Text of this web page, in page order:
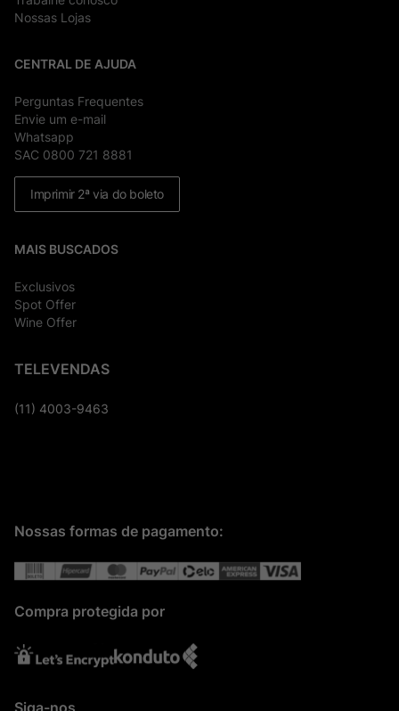
Nossas Lojas
CENTRAL DE AJUDA
Perguntas Frequentes
Envie um e-mail
Whatsapp
SAC 0800 721 8881
Imprimir 2ª via do boleto
MAIS BUSCADOS
Exclusivos
Spot Offer
Wine Offer
TELEVENDAS
(11) 4003-9463
Nossas formas de pagamento:
Compra protegida por
Siga-nos